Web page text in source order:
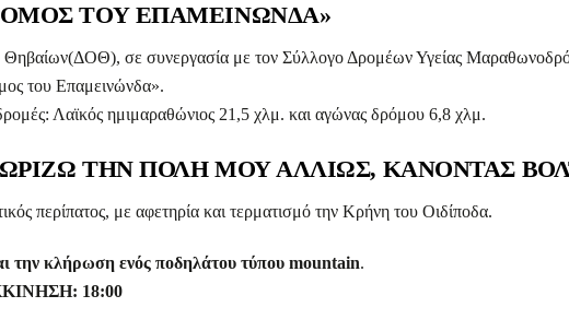
ΤΟΥ ΕΠΑΜΕΙΝΩΝΔΑ»
Θηβαίων(ΔΟΘ), σε συνεργασία με τον Σύλλογο Δρομέων Υγείας
του Επαμεινώνδα».
Λαϊκός ημιμαραθώνιος 21,5 χλμ. και αγώνας δρόμου 6,8 χλμ.
ΤΗΝ ΠΟΛΗ ΜΟΥ ΑΛΛΙΩΣ, ΚΑΝΟΝΤΑΣ
περίπατος, με αφετηρία και τερματισμό την Κρήνη του Οιδίποδα.
την κλήρωση ενός ποδηλάτου τύπου mountain.
18:00